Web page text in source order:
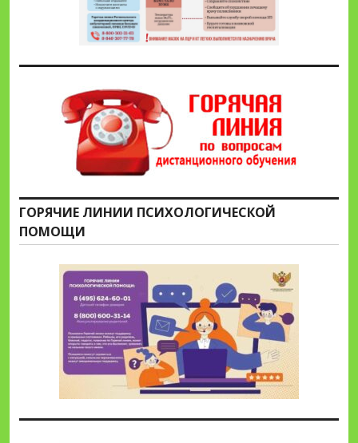
ГОРЯЧИЕ ЛИНИИ ПСИХОЛОГИЧЕСКОЙ
ПОМОЩИ